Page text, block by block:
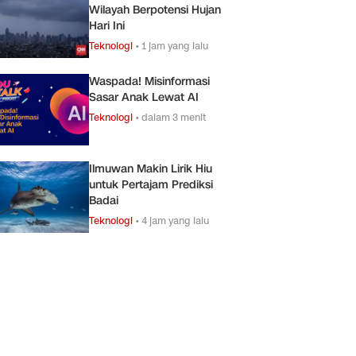
Wilayah Berpotensi Hujan
Hari Ini
Teknologi •1 jam yang lalu
Waspada! Misinformasi
Sasar Anak Lewat AI
Teknologi •dalam 3 menit
Ilmuwan Makin Lirik Hiu
untuk Pertajam Prediksi
Badai
Teknologi •4 jam yang lalu